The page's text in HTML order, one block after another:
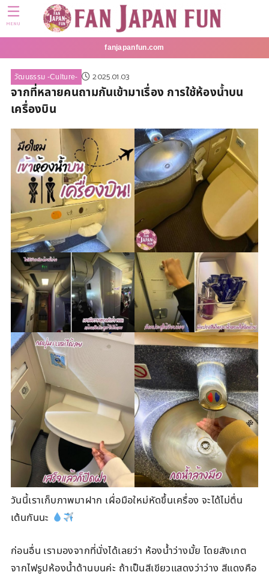
MENU
fanjapanfun.com
วัฒนธรรม -Culture- 2025.01.03
จากที่หลายคนถามกันเข้ามาเรื่อง การใช้ห้องน้ำบน
เครื่องบิน
วันนี้เราเก็บภาพมาฝาก เผื่อมือใหม่หัดขึ้นเครื่อง จะได้ไม่ตื่น
เต้นกันนะ
ก่อนอื่น เรามองจากที่นั่งได้เลยว่า ห้องน้ำว่างมั้ย โดยสังเกต
จากไฟรูปห้องน้ำด้านบนค่ะ ถ้าเป็นสีเขียวแสดงว่าว่าง สีแดงคือ